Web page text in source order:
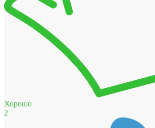
Хорошо
2